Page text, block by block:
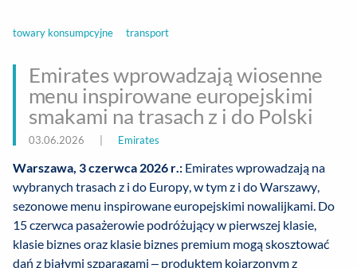
towary konsumpcyjne transport
Emirates wprowadzają wiosenne
menu inspirowane europejskimi
smakami na trasach z i do Polski
03.06.2026 Emirates
Warszawa, 3 czerwca 2026 r.: Emirates wprowadzają na
wybranych trasach z i do Europy, w tym z i do Warszawy,
sezonowe menu inspirowane europejskimi nowalijkami. Do
15 czerwca pasażerowie podróżujący w pierwszej klasie,
klasie biznes oraz klasie biznes premium mogą skosztować
dań z białymi szparagami – produktem kojarzonym z